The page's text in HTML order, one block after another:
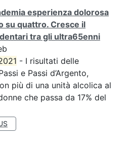
esperienza dolorosa
su quattro. Cresce il
tra gli ultra65enni
- I risultati delle
e Passi d’Argento,
più di una unità alcolica al
che passa da 17% del